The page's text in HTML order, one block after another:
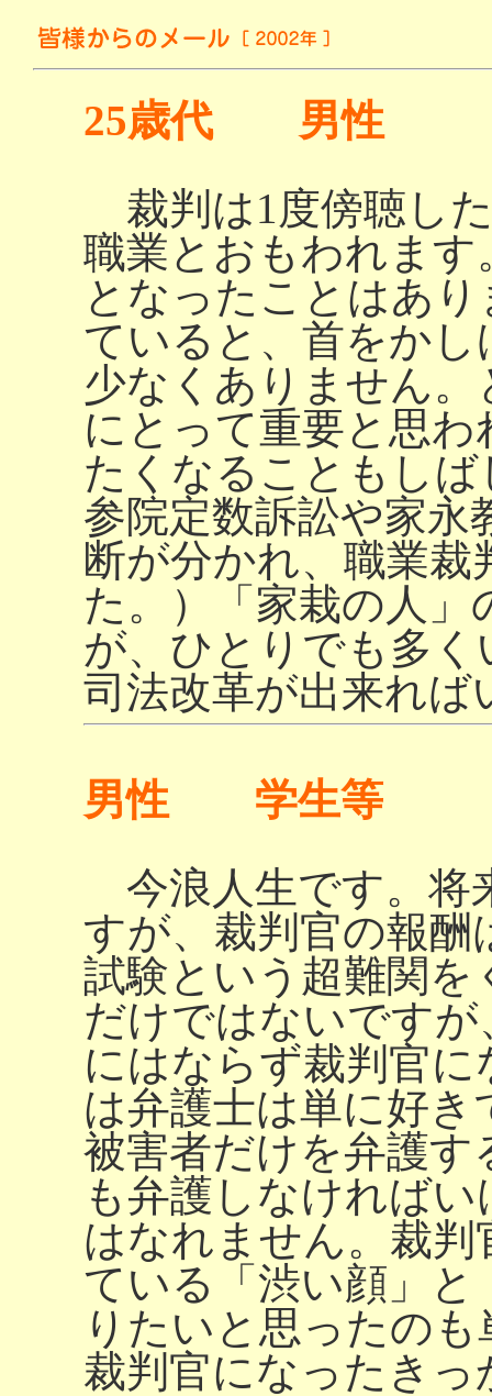
25歳代 男性
裁判は1度傍聴し
職業とおもわれます
となったことはあ
ていると、首をか
少なくありません
にとって重要と思
たくなることもし
参院定数訴訟や家永
断が分かれ、職業
た。）「家栽の人」
が、ひとりでも多
司法改革が出来れ
男性 学生等
今浪人生です。将
すが、裁判官の報
試験という超難関を
だけではないです
にはならず裁判官
は弁護士は単に好
被害者だけを弁護
も弁護しなければ
はなれません。裁
ている「渋い顔」
りたいと思ったの
裁判官になったき